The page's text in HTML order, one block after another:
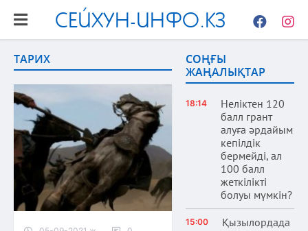
СЕЙХУН-ИНФО.КЗ
Facebook
ТАРИХ
СОҢҒЫ
ЖАҢАЛЫҚТАР
18:14
Неліктен 120
балл грант
алуға әрдайым
кепілдік
бермейді, ал
100 балл
жеткілікті
болуы мүмкін?
15:00
Қызылордада